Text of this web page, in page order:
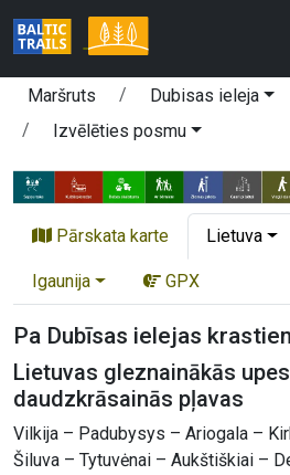
Maršruts
Dubisas ieleja
Izvēlēties posmu
Pārskata karte Lietuva
Igaunija GPX
Pa Dubīsas ielejas
Lietuvas gleznainākās
daudzkrāsainās pļavas
Vilkija – Padubysys – Ariogala –
Šiluva – Tytuvėnai – Aukštiškiai –